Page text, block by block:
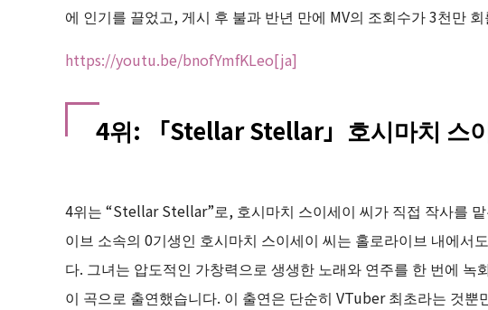
에 인기를 끌었고, 게시 후 불과 반년 만에 MV의 조회수가 3천만
https://youtu.be/bnofYmfKLeo[ja]
4위: 「Stellar Stellar」호시마치 스
4위는 “Stellar Stellar”로, 호시마치 스이세이 씨가 직접 작사를
이브 소속의 0기생인 호시마치 스이세이 씨는 홀로라이브 내에서
다. 그녀는 압도적인 가창력으로 생생한 노래와 연주를 한 번에 녹
이 곡으로 출연했습니다. 이 출연은 단순히 VTuber 최초라는 것뿐